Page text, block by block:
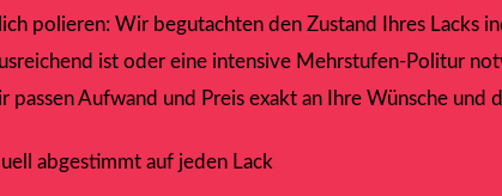
polieren: Wir begutachten den Zustand Ihres Lacks
ist oder eine intensive Mehrstufen-Politur
Aufwand und Preis exakt an Ihre Wünsche und
abgestimmt auf jeden Lack